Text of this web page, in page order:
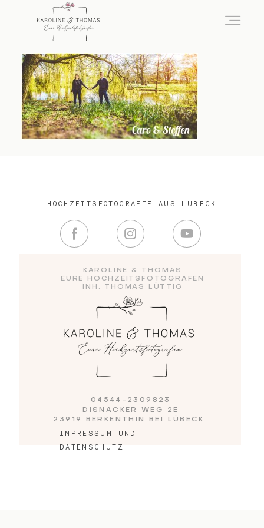
KAROLINE & THOMAS
EURE HOCHZEITSFOTOGRAFEN
INH. THOMAS LÜTTIG
IMPRESSUM UND
DATENSCHUTZ
04544-2309823
DISNACKER WEG 2E
23919 BERKENTHIN BEI LÜBECK
HOCHZEITSFOTOGRAFIE AUS LÜBECK
home
Hochzeit
Blog
Impressum